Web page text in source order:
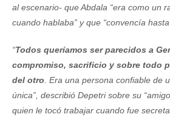
al escenario- que Abdala “era como un
cuando hablaba” y que “convencía hasta
“Todos queríamos ser parecidos a
compromiso, sacrificio y sobre todo
del otro . Era una persona confiable de
única”, describió Depetri sobre su
quien le tocó trabajar cuando fue